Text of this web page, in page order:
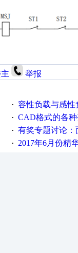
举报
· 容性负载与感性负
· CAD格式的各
· 有奖专题讨论：面对低压变
· 2017年6月份精